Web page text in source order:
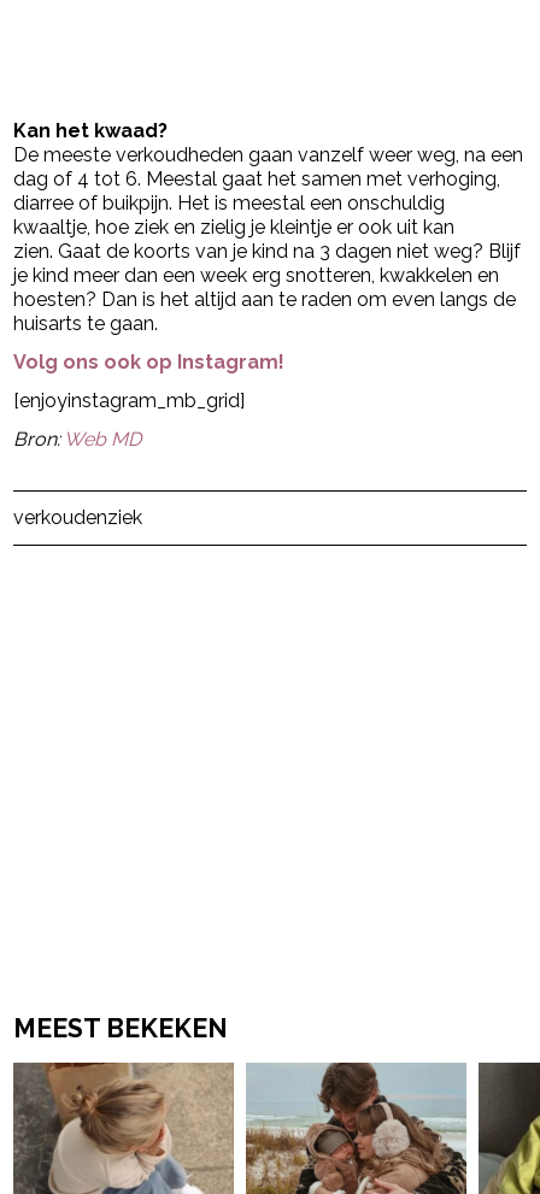
Kan het kwaad?
De meeste verkoudheden gaan vanzelf weer weg, na een
dag of 4 tot 6. Meestal gaat het samen met verhoging,
diarree of buikpijn. Het is meestal een onschuldig
kwaaltje, hoe ziek en zielig je kleintje er ook uit kan
zien. Gaat de koorts van je kind na 3 dagen niet weg? Blijf
je kind meer dan een week erg snotteren, kwakkelen en
hoesten? Dan is het altijd aan te raden om even langs de
huisarts te gaan.
Volg ons ook op Instagram!
[enjoyinstagram_mb_grid]
Bron: Web MD
verkoudenziek
MEEST BEKEKEN